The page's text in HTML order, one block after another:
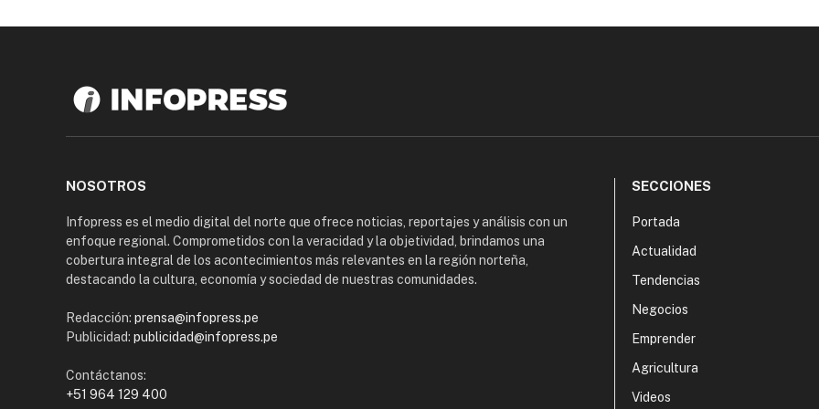
NOSOTROS
Infopress es el medio digital del norte que ofrece noticias, reportajes y análisis con un
enfoque regional. Comprometidos con la veracidad y la objetividad, brindamos una
cobertura integral de los acontecimientos más relevantes en la región norteña,
destacando la cultura, economía y sociedad de nuestras comunidades.
Redacción: prensa@infopress.pe
Publicidad: publicidad@infopress.pe
Contáctanos:
+51 964 129 400
SECCIONES
Portada
Actualidad
Tendencias
Negocios
Emprender
Agricultura
Videos